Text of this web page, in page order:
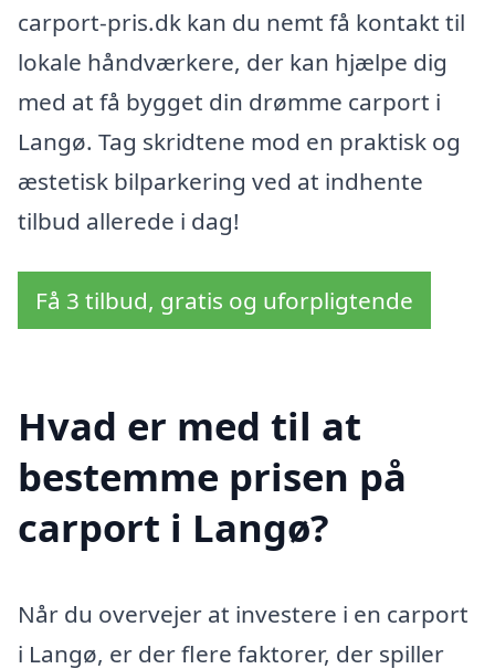
carport-pris.dk kan du nemt få kontakt til
lokale håndværkere, der kan hjælpe dig
med at få bygget din drømme carport i
Langø. Tag skridtene mod en praktisk og
æstetisk bilparkering ved at indhente
tilbud allerede i dag!
Få 3 tilbud, gratis og uforpligtende
Hvad er med til at
bestemme prisen på
carport i Langø?
Når du overvejer at investere i en carport
i Langø, er der flere faktorer, der spiller